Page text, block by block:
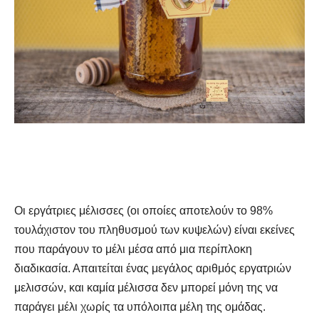
Οι εργάτριες μέλισσες (οι οποίες αποτελούν το 98%
τουλάχιστον του πληθυσμού των κυψελών) είναι εκείνες
που παράγουν το μέλι μέσα από μια περίπλοκη
διαδικασία. Απαιτείται ένας μεγάλος αριθμός εργατριών
μελισσών, και καμία μέλισσα δεν μπορεί μόνη της να
παράγει μέλι χωρίς τα υπόλοιπα μέλη της ομάδας.